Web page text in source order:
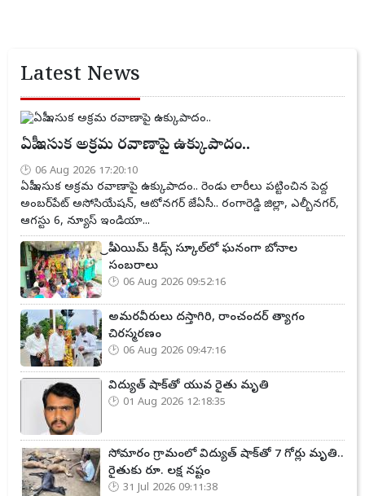
Latest News
ఏపీ ఇసుక అక్రమ రవాణాపై ఉక్కుపాదం..
06 Aug 2026 17:20:10
ఏపీ ఇసుక అక్రమ రవాణాపై ఉక్కుపాదం.. రెండు లారీలు పట్టించిన పెద్ద
అంబర్‌పేట్ అసోసియేషన్, ఆటోనగర్ జేఏసీ.. రంగారెడ్డి జిల్లా, ఎల్బీనగర్,
ఆగస్టు 6, న్యూస్ ఇండియా...
ప్రీ ఎయిమ్ కిడ్స్ స్కూల్‌లో ఘనంగా బోనాల
సంబరాలు
06 Aug 2026 09:52:16
అమరవీరులు దస్తాగిరి, రాంచందర్ త్యాగం
చిరస్మరణం
06 Aug 2026 09:47:16
విద్యుత్ షాక్‌తో యువ రైతు మృతి
01 Aug 2026 12:18:35
సోమారం గ్రామంలో విద్యుత్ షాక్‌తో 7 గోర్లు మృతి..
రైతుకు రూ. లక్ష నష్టం
31 Jul 2026 09:11:38